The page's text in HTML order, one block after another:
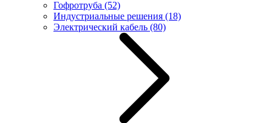
Гофротруба (52)
Индустриальные решения (18)
Электрический кабель (80)